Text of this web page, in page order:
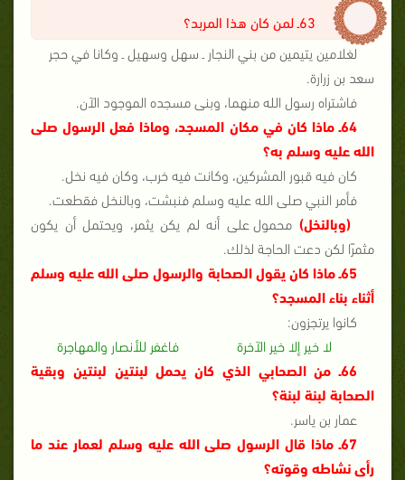
63ـ لمن كان هذا المربد؟
لغلامين يتيمين من بني النجار ـ سهل وسهيل ـ وكانا في حجر
سعد بن زرارة.
فاشتراه رسول الله منهما، وبنى مسجده الموجود الآن.
64ـ ماذا كان في مكان المسجد، وماذا فعل الرسول صلى
الله عليه وسلم به؟
كان فيه قبور المشركين، وكانت فيه خرب، وكان فيه نخل.
فأمر النبي صلى الله عليه وسلم فنبشت، وبالنخل فقطعت.
(وبالنخل)محمول على أنه لم يكن يثمر، ويحتمل أن يكون
مثمرًا لكن دعت الحاجة لذلك.
65ـ ماذا كان يقول الصحابة والرسول صلى الله عليه وسلم
أثناء بناء المسجد؟
كانوا يرتجزون:
لا خير إلا خير الآخرة
فاغفر للأنصار والمهاجرة
66ـ من الصحابي الذي كان يحمل لبنتين لبنتين وبقية
الصحابة لبنة لبنة؟
عمار بن ياسر.
67ـ ماذا قال الرسول صلى الله عليه وسلم لعمار عند ما
رأى نشاطه وقوته؟